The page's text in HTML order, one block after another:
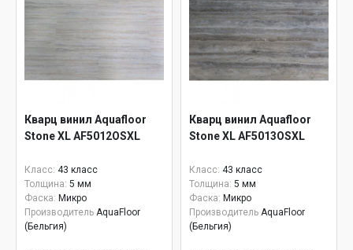
Кварц винил Aquafloor
Stone XL AF5012OSXL
Класс: 43 класс
Толщина: 5 мм
Фаска: Микро
Производитель AquaFloor
(Бельгия)
Кварц винил Aquafloor
Stone XL AF5013OSXL
Класс: 43 класс
Толщина: 5 мм
Фаска: Микро
Производитель AquaFloor
(Бельгия)